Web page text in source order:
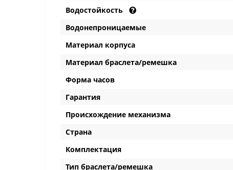
Водостойкость
Водонепроницаемые
Материал корпуса
Материал браслета/ремешка
Форма часов
Гарантия
Происхождение механизма
Страна
Комплектация
Тип браслета/ремешка